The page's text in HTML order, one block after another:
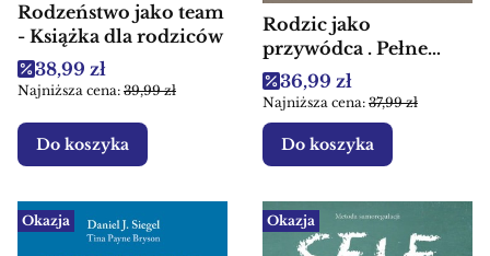
Rodzeństwo jako team
- Książka dla rodziców
Cena promocyjna
38,99 zł
Najniższa cena: 39,99 zł
Do koszyka
Rodzic jako
przywódca . Pełne
miłości przywództwo
w rodzinie - Książki
dla rodziców
Cena promocyjna
36,99 zł
Najniższa cena: 37,99 zł
Do koszyka
Okazja Okazja